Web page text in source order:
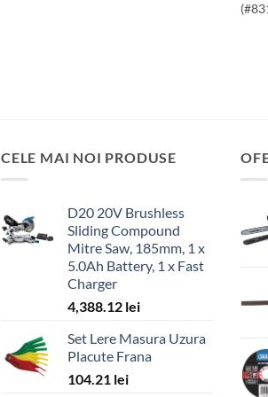
CELE MAI NOI PRODUSE
D20 20V Brushless
Sliding Compound
Mitre Saw, 185mm, 1 x
5.0Ah Battery, 1 x Fast
Charger
4,388.12 lei
Set Lere Masura Uzura
Placute Frana
104.21 lei